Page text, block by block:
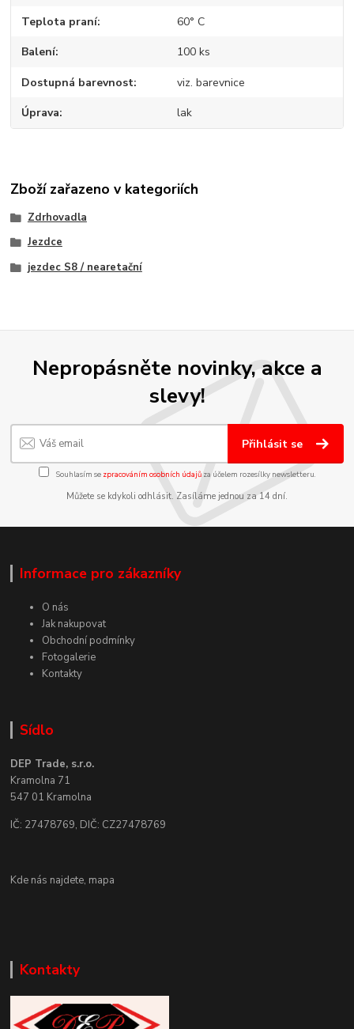
Teplota praní 60° C
Balení 100 ks
Dostupná barevnost viz. barevnice
Úprava lak
Zboží zařazeno v kategoriích
Zdrhovadla
Jezdce
jezdec S8 / nearetační
Nepropásněte novinky, akce a
slevy!
Přihlásit se
Souhlasím se zpracováním osobních údajůza účelem rozesílky newsletteru.
Můžete se kdykoli odhlásit. Zasíláme jednou za 14 dní.
Informace pro zákazníky
O nás
Jak nakupovat
Obchodní podmínky
Fotogalerie
Kontakty
Sídlo
DEP Trade, s.r.o.
Kramolna 71
547 01 Kramolna
IČ: 27478769, DIČ: CZ27478769
Kde nás najdete, mapa
Kontakty